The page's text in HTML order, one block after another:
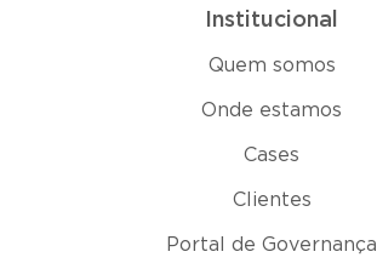
Institucional
Quem somos
Onde estamos
Cases
Clientes
Portal de Governança